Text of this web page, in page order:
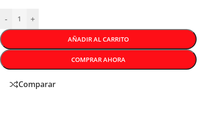
- +
AÑADIR AL CARRITO
COMPRAR AHORA
Comparar